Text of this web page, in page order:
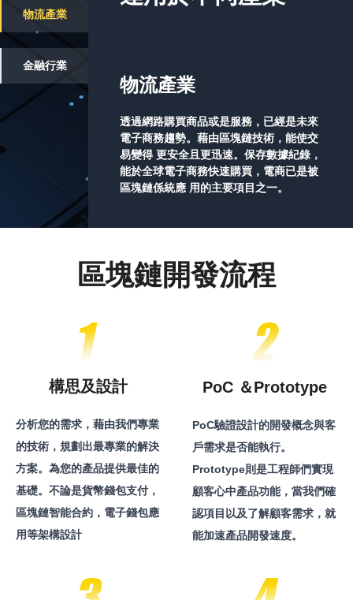
物流產業
金融行業
物流產業
透過網路購買商品或是服務，已經是未來
電子商務趨勢。藉由區塊鏈技術，能使交
易變得 更安全且更迅速。保存數據紀錄，
能於全球電子商務快速購買，電商已是被
區塊鏈係統應 用的主要項目之一。
區塊鏈開發流程
構思及設計
分析您的需求，藉由我們專業
的技術，規劃出最專業的解決
方案。為您的產品提供最佳的
基礎。不論是貨幣錢包支付，
區塊鏈智能合約，電子錢包應
用等架構設計
PoC ＆Prototype
PoC驗證設計的開發概念與客
戶需求是否能執行。
Prototype則是工程師們實現
顧客心中產品功能，當我們確
認項目以及了解顧客需求，就
能加速產品開發速度。